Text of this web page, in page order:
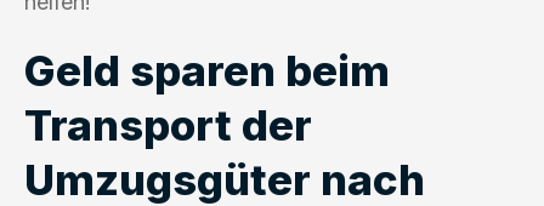
Geld sparen beim
Transport der
Umzugsgüter nach